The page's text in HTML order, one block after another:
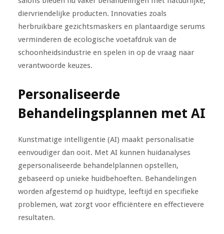
diervriendelijke producten. Innovaties zoals
herbruikbare gezichtsmaskers en plantaardige serums
verminderen de ecologische voetafdruk van de
schoonheidsindustrie en spelen in op de vraag naar
verantwoorde keuzes.
Personaliseerde
Behandelingsplannen met AI
Kunstmatige intelligentie (AI) maakt personalisatie
eenvoudiger dan ooit. Met AI kunnen huidanalyses
gepersonaliseerde behandelplannen opstellen,
gebaseerd op unieke huidbehoeften. Behandelingen
worden afgestemd op huidtype, leeftijd en specifieke
problemen, wat zorgt voor efficiëntere en effectievere
resultaten.